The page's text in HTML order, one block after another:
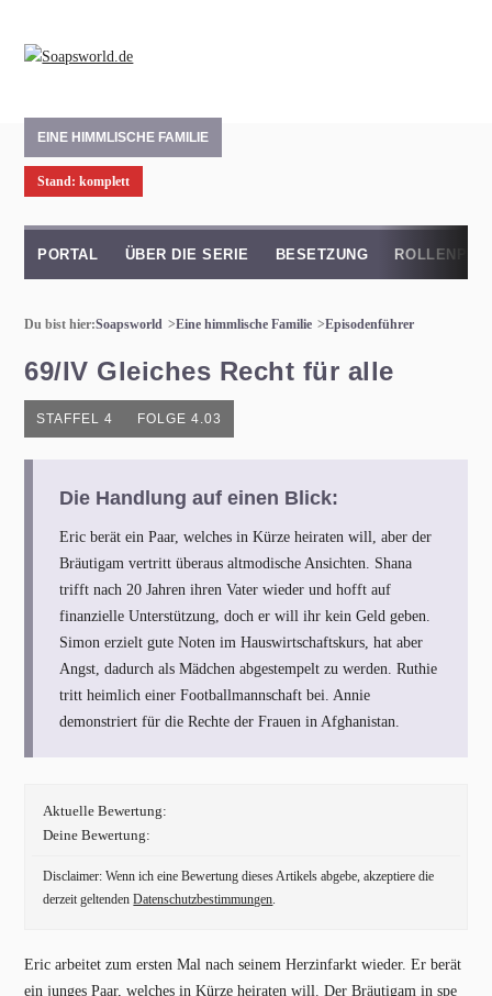
EINE HIMMLISCHE FAMILIE
Stand: komplett
PORTAL ÜBER DIE SERIE BESETZUNG
Du bist hier:Soapsworld Eine himmlische Familie Episodenführer
69/IV Gleiches Recht für alle
STAFFEL 4 FOLGE 4.03
Die Handlung auf einen Blick:
Eric berät ein Paar, welches in Kürze heiraten will, aber der
Bräutigam vertritt überaus altmodische Ansichten. Shana
trifft nach 20 Jahren ihren Vater wieder und hofft auf
finanzielle Unterstützung, doch er will ihr kein Geld geben.
Simon erzielt gute Noten im Hauswirtschaftskurs, hat aber
Angst, dadurch als Mädchen abgestempelt zu werden. Ruthie
tritt heimlich einer Footballmannschaft bei. Annie
demonstriert für die Rechte der Frauen in Afghanistan.
Aktuelle Bewertung:
Deine Bewertung:
Disclaimer: Wenn ich eine Bewertung dieses Artikels abgebe, akzeptiere die
derzeit geltendenDatenschutzbestimmungen.
Eric arbeitet zum ersten Mal nach seinem Herzinfarkt wieder. Er berät
ein junges Paar, welches in Kürze heiraten will. Der Bräutigam in spe